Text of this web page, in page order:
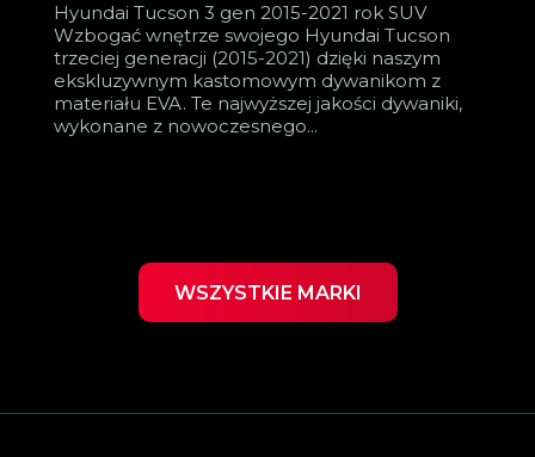
Hyundai Tucson 3 gen 2015-2021 rok SUV
Wzbogać wnętrze swojego Hyundai Tucson
trzeciej generacji (2015-2021) dzięki naszym
ekskluzywnym kastomowym dywanikom z
materiału EVA. Te najwyższej jakości dywaniki,
wykonane z nowoczesnego...
WSZYSTKIE MARKI